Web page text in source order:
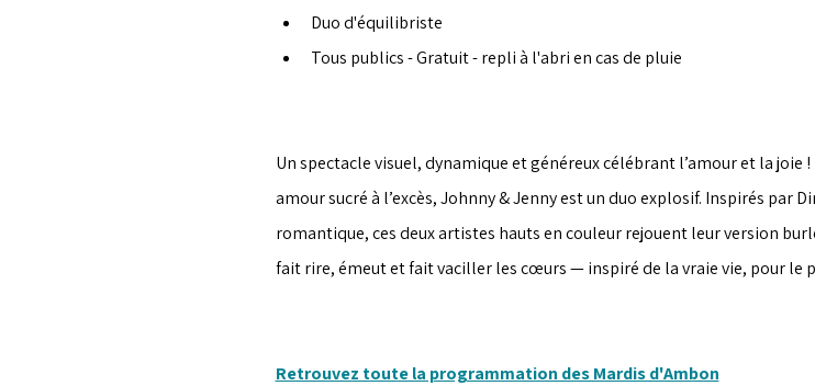
Duo d'équilibriste
Tous publics - Gratuit - repli à l'abri en cas de pluie
Un spectacle visuel, dynamique et généreux célébrant l’amour et la
amour sucré à l’excès, Johnny & Jenny est un duo explosif. Inspirés par
romantique, ces deux artistes hauts en couleur rejouent leur version
fait rire, émeut et fait vaciller les cœurs — inspiré de la vraie vie, pour le
Retrouvez toute la programmation des Mardis d'Ambon